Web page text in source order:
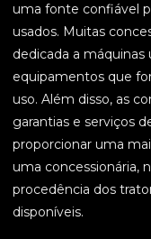
uma fonte confiável
usados. Muitas
dedicada a
equipamentos que
uso. Além disso, as
garantias e serviços
proporcionar uma
uma concessionária,
procedência dos
disponíveis.